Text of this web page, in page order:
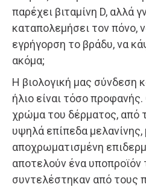
παρέχει βιταμίνη D, αλλά
καταπολεμήσει τον πόνο,
εγρήγορση το βράδυ, να
ακόμα;
Η βιολογική μας σύνδεση
ήλιο είναι τόσο
χρώμα του δέρματος, από
υψηλά επίπεδα μελανίνης,
αποχρωματισμένη
αποτελούν ένα
συντελέστηκαν από τους